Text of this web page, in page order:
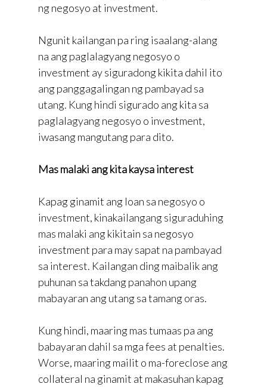
ng negosyo at investment.
Ngunit kailangan pa ring isaalang-alang
na ang paglalagyang negosyo o
investment ay siguradong kikita dahil ito
ang panggagalingan ng pambayad sa
utang. Kung hindi sigurado ang kita sa
paglalagyang negosyo o investment,
iwasang mangutang para dito.
Mas malaki ang kita kaysa interest
Kapag ginamit ang loan sa negosyo o
investment, kinakailangang siguraduhing
mas malaki ang kikitain sa negosyo
investment para may sapat na pambayad
sa interest. Kailangan ding maibalik ang
puhunan sa takdang panahon upang
mabayaran ang utang sa tamang oras.
Kung hindi, maaring mas tumaas pa ang
babayaran dahil sa mga fees at penalties.
Worse, maaring mailit o ma-foreclose ang
collateral na ginamit at makasuhan kapag